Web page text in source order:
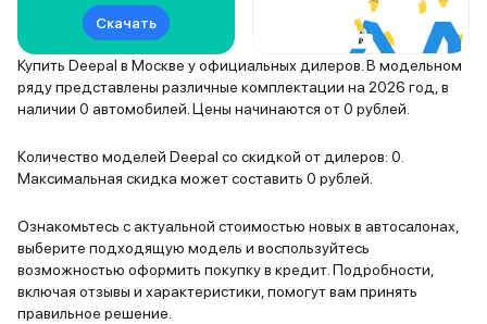
Скачать
Купить Deepal в Москве у официальных дилеров. В модельном
ряду представлены различные комплектации на 2026 год, в
наличии 0 автомобилей. Цены начинаются от 0 рублей.
Количество моделей Deepal со скидкой от дилеров: 0.
Максимальная скидка может составить 0 рублей.
Ознакомьтесь с актуальной стоимостью новых в автосалонах,
выберите подходящую модель и воспользуйтесь
возможностью оформить покупку в кредит. Подробности,
включая отзывы и характеристики, помогут вам принять
правильное решение.